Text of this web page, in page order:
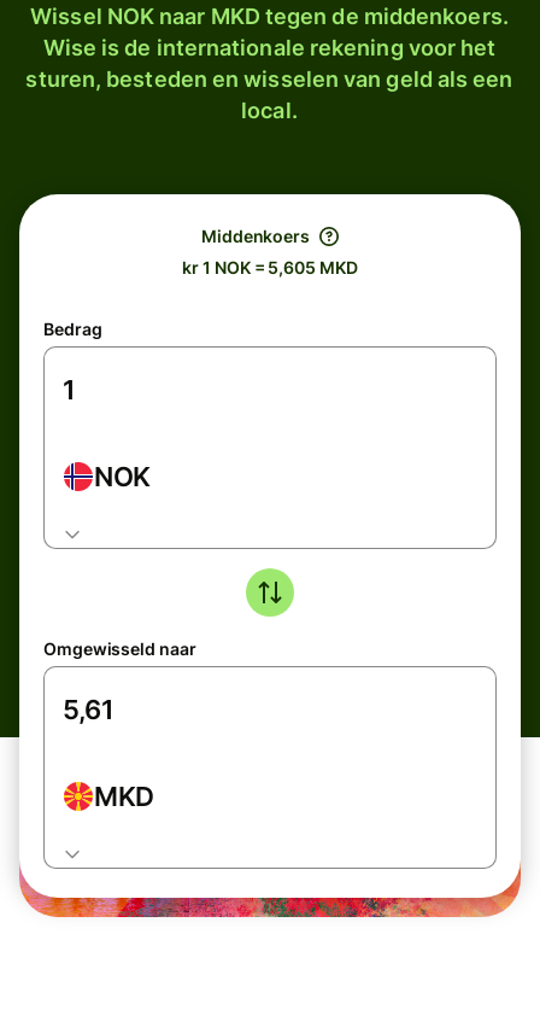
Wissel NOK naar MKD tegen de middenkoers.
Wise is de internationale rekening voor het
sturen, besteden en wisselen van geld als een
local.
Middenkoers
kr 1 NOK = 5,605 MKD
Bedrag
NOK
Omgewisseld naar
MKD